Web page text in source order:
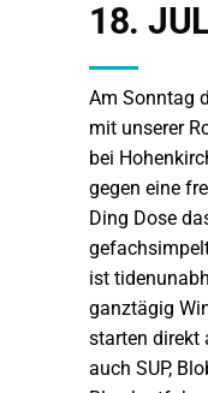
18.
Am Sonntag
mit unserer
bei
gegen eine
Ding Dose
ist
ganztägig
starten direkt
auch SUP,